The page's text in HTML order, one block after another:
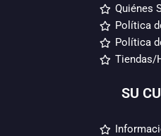
Quiénes
Política
Política
Tiendas/
SU